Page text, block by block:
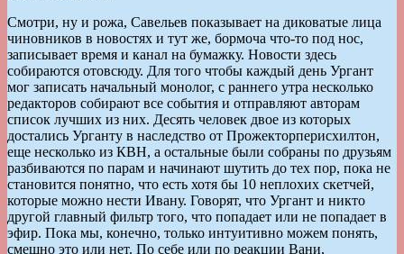
Смотри, ну и рожа, Савельев показывает на диковатые лица
чиновников в новостях и тут же, бормоча что-то под нос,
записывает время и канал на бумажку. Новости здесь
собираются отовсюду. Для того чтобы каждый день Ургант
мог записать начальный монолог, с раннего утра несколько
редакторов собирают все события и отправляют авторам
список лучших из них. Десять человек двое из которых
достались Урганту в наследство от Прожекторперисхилтон,
еще несколько из КВН, а остальные были собраны по друзьям
разбиваются по парам и начинают шутить до тех пор, пока не
становится понятно, что есть хотя бы 10 неплохих скетчей,
которые можно нести Ивану. Говорят, что Ургант и никто
другой главный фильтр того, что попадает или не попадает в
эфир. Пока мы, конечно, только интуитивно можем понять,
смешно это или нет. По себе или по реакции Вани,